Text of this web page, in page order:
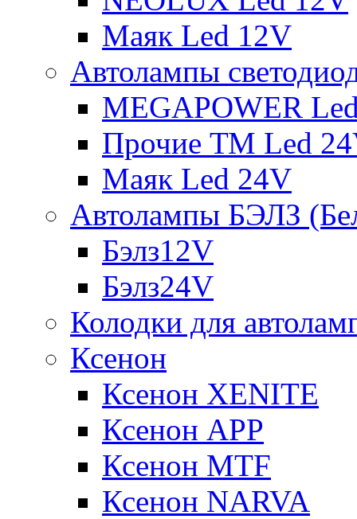
Маяк Led 12V
Автолампы
MEGAPOWER
Прочие ТМ Led
Маяк Led 24V
Автолампы БЭЛЗ
Бэлз12V
Бэлз24V
Колодки для
Ксенон
Ксенон XENITE
Ксенон APP
Ксенон MTF
Ксенон NARVA